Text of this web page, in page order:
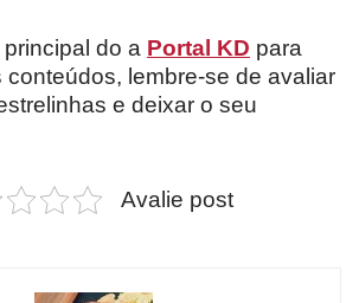
do a Portal KD para
conteúdos, lembre-se de avaliar
e deixar o seu
Avalie post